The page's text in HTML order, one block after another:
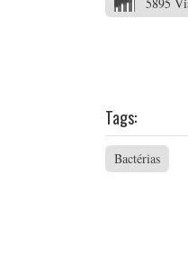
Tags:
Bactérias